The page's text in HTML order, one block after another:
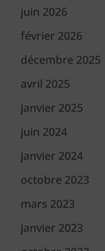
juin 2026
février 2026
décembre 2025
avril 2025
janvier 2025
juin 2024
janvier 2024
octobre 2023
mars 2023
janvier 2023